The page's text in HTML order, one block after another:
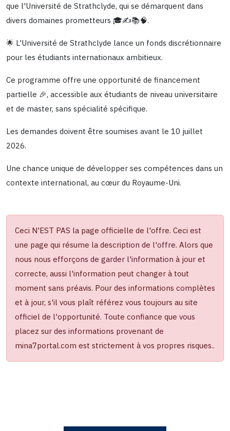
que l'Université de Strathclyde, qui se démarquent dans
divers domaines prometteurs 🎓✍️📚🧠.
🌟 L'Université de Strathclyde lance un fonds discrétionnaire
pour les étudiants internationaux ambitieux.
Ce programme offre une opportunité de financement
partielle 🎉, accessible aux étudiants de niveau universitaire
et de master, sans spécialité spécifique.
Les demandes doivent être soumises avant le 10 juillet
2026.
Une chance unique de développer ses compétences dans un
contexte international, au cœur du Royaume-Uni.
Ceci N'EST PAS la page officielle de l'offre. Ceci est
une page qui résume la description de l'offre. Alors que
nous nous efforçons de garder l'information à jour et
correcte, aussi l'information peut changer à tout
moment sans préavis. Pour des informations complètes
et à jour, s'il vous plaît référez vous toujours au site
officiel de l'opportunité. Toute confiance que vous
placez sur des informations provenant de
mina7portal.com est strictement à vos propres risques..